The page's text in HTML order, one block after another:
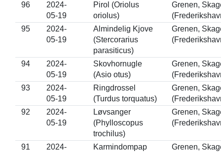
96
2024-
05-19
Pirol (Oriolus
oriolus)
Grenen,
95
2024-
05-19
Almindelig Kjove
(Stercorarius
parasiticus)
Grenen,
94
2024-
05-19
Skovhornugle
(Asio otus)
Grenen,
93
2024-
05-19
Ringdrossel
(Turdus torquatus)
Grenen,
92
2024-
05-19
Løvsanger
(Phylloscopus
trochilus)
Grenen,
91
2024-
Karmindompap
Grenen,